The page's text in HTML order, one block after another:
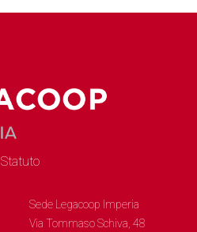
Statuto
Sede Legacoop Imperia
Via Tommaso Schiva, 48